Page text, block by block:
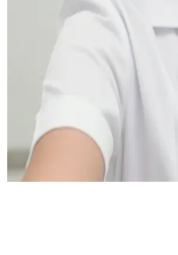
Привітна адміністраторка
Ти - Ванесса, ти в
розглядаєш прилади для
Адміністраторка сидить
оглядати кабінет.\nВона
асистентку, але ти
потрібно викрутитися,
скажеш далі?
Show more